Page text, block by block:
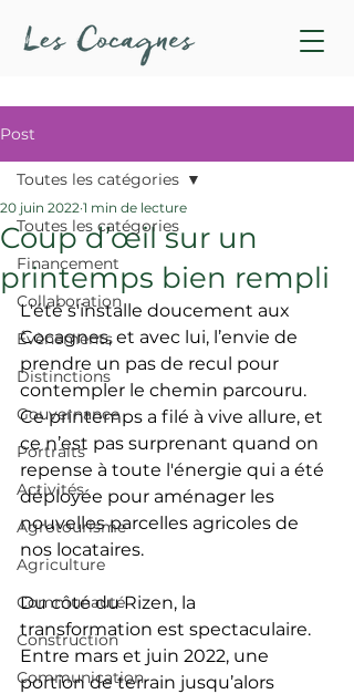
Post
Toutes les catégories
Financement
Collaboration
Évènements
Distinctions
Gouvernance
Portraits
Activités
Agrotourisme
Agriculture
Communauté
Construction
Communication
Toutes les catégories
Coup d’œil sur un
printemps bien rempli
20 juin 2022 1 min de lecture
L'été s'installe doucement aux
Cocagnes, et avec lui, l’envie de
prendre un pas de recul pour
contempler le chemin parcouru.
Ce printemps a filé à vive allure, et
ce n’est pas surprenant quand on
repense à toute l'énergie qui a été
déployée pour aménager les
nouvelles parcelles agricoles de
nos locataires.
Du côté du Rizen, la
transformation est spectaculaire.
Entre mars et juin 2022, une
portion de terrain jusqu’alors